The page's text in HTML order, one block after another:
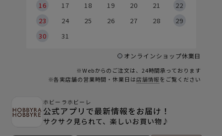
16
17 18 19 20 21
22
23
24 25 26 27 28
29
30
31
オンラインショップ休業日
※Webからのご注文は、24時間承っております
※各実店舗の営業時間・休業日は店舗情報をご覧ください
ホビーラホビーレ
公式アプリで最新情報をお届け！
サクサク見られて、楽しいお買い物♪